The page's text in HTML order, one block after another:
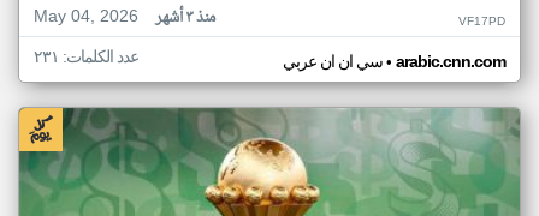
May 04, 2026
منذ ٣ أشهر VF17PD
سي ان ان عربي• arabic.cnn.com عدد الكلمات: ٢٣١